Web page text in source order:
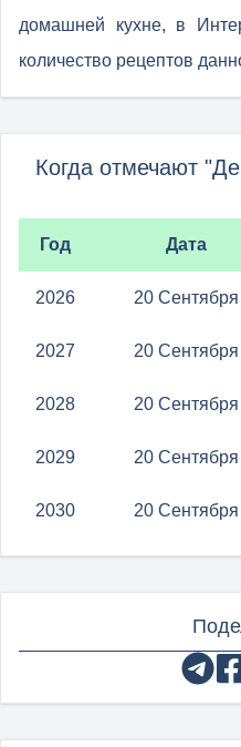
домашней кухне, в
количество рецептов
Когда отмечают
Год Дата
2026 20 Сентября
2027 20 Сентября
2028 20 Сентября
2029 20 Сентября
2030 20 Сентября